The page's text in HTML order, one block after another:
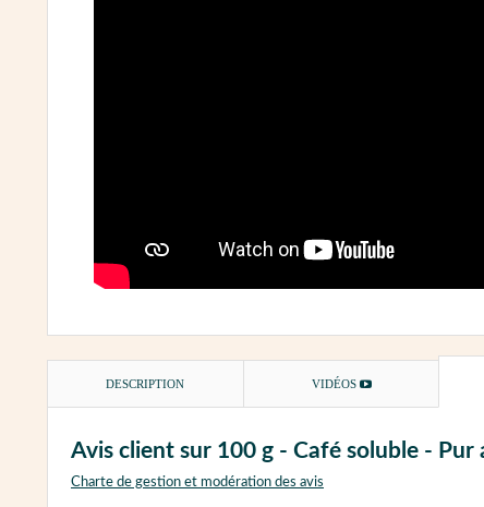
DESCRIPTION VIDÉOS
Avis client sur 100 g - Café soluble -
Charte de gestion et modération des avis